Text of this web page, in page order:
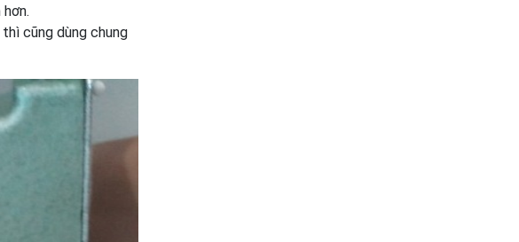
cũng dùng chung